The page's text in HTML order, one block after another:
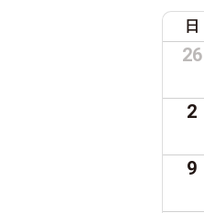
日
26
2
9